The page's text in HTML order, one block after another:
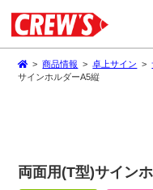
>商品情報 >卓上サイン >
サインホルダーA5縦
両面用(T型)サイン